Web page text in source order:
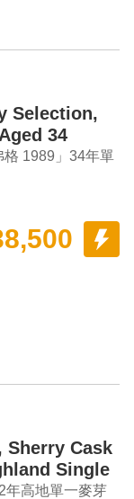
Selection,
34
1989」34年單
Cask
Single
年高地單一麥芽